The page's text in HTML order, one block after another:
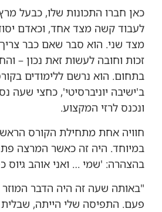
כאן חברו התכונות שלו, כבעל
לעבוד קשה מצד אחד, וכאדם
מצד שני. הוא סבר שאם כבר
זכות וחובה לעשות זאת נכון –
בתחום. הוא נרשם ללימודים
ב'ישיבה יוניברסיטי', כחצי שעה
ונכנס לרזי המקצוע.
חוויה אחת מתחילת הקורס
במיוחד. היה זה כאשר המרצה
בהצהרה: 'שמי … ואני אוהב גיוס
"באותה שעה זה היה הדבר
פעם. התפיסה שלי הייתה,